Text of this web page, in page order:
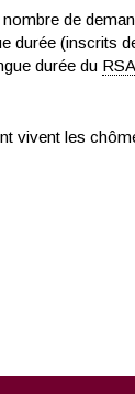
nombre de
durée (inscrits
durée du RSA
vivent les